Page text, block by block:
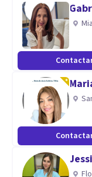
el Posgrado en la
asesoro en el
tecnológico
También, dirijo
Debate "Deporte y
Argentino (COA)
Aptitudes
Psicología del
Psicología de la